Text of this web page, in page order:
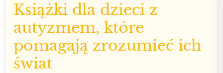
Książki dla dzieci z
autyzmem, które
pomagają zrozumieć ich
świat